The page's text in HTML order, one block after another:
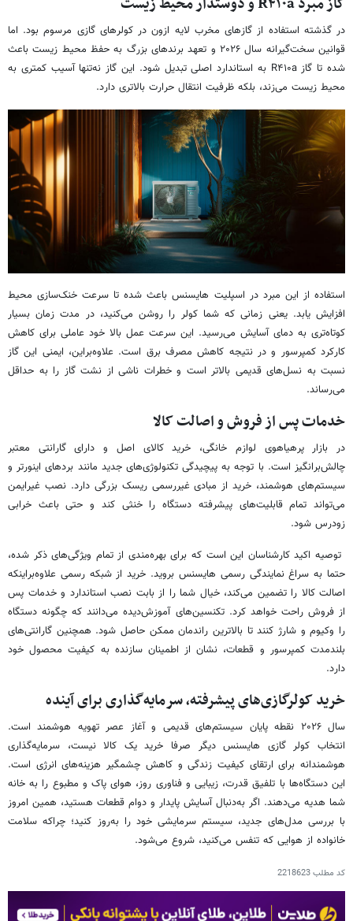
در گذشته استفاده از گازهای مخرب لایه ازون در کولرهای گازی مرسوم بود. اما
قوانین سخت‌گیرانه سال ۲۰۲۶ و تعهد برندهای بزرگ به حفظ محیط زیست باعث
شده تا گاز R۴۱۰a به استاندارد اصلی تبدیل شود. این گاز نه‌تنها آسیب کمتری به
محیط زیست می‌زند، بلکه ظرفیت انتقال حرارت بالاتری دارد.
استفاده از این مبرد در اسپلیت هایسنس باعث شده تا سرعت خنک‌سازی محیط
افزایش یابد. یعنی زمانی که شما کولر را روشن می‌کنید، در مدت زمان بسیار
کوتاه‌تری به دمای آسایش می‌رسید. این سرعت عمل بالا خود عاملی برای کاهش
کارکرد کمپرسور و در نتیجه کاهش مصرف برق است. علاوه‌براین، ایمنی این گاز
نسبت به نسل‌های قدیمی بالاتر است و خطرات ناشی از نشت گاز را به حداقل
می‌رساند.
خدمات پس از فروش و اصالت کالا
در بازار پرهیاهوی لوازم خانگی، خرید کالای اصل و دارای گارانتی معتبر
چالش‌برانگیز است. با توجه به پیچیدگی تکنولوژی‌های جدید مانند بردهای اینورتر و
سیستم‌های هوشمند، خرید از مبادی غیررسمی ریسک بزرگی دارد. نصب غیرایمن
می‌تواند تمام قابلیت‌های پیشرفته دستگاه را خنثی کند و حتی باعث خرابی
زودرس شود.
توصیه اکید کارشناسان این است که برای بهره‌مندی از تمام ویژگی‌های ذکر شده،
حتما به سراغ نمایندگی رسمی هایسنس بروید. خرید از شبکه رسمی علاوه‌براینکه
اصالت کالا را تضمین می‌کند، خیال شما را از بابت نصب استاندارد و خدمات پس
از فروش راحت خواهد کرد. تکنسین‌های آموزش‌دیده می‌دانند که چگونه دستگاه
را وکیوم و شارژ کنند تا بالاترین راندمان ممکن حاصل شود. همچنین گارانتی‌های
بلندمدت کمپرسور و قطعات، نشان از اطمینان سازنده به کیفیت محصول خود
دارد.
خرید کولرگازی‌های پیشرفته، سرمایه‌گذاری برای آینده
سال ۲۰۲۶ نقطه پایان سیستم‌های قدیمی و آغاز عصر تهویه هوشمند است.
انتخاب کولر گازی هایسنس دیگر صرفا خرید یک کالا نیست، سرمایه‌گذاری
هوشمندانه برای ارتقای کیفیت زندگی و کاهش چشمگیر هزینه‌های انرژی است.
این دستگاه‌ها با تلفیق قدرت، زیبایی و فناوری روز، هوای پاک و مطبوع را به خانه
شما هدیه می‌دهند. اگر به‌دنبال آسایش پایدار و دوام قطعات هستید، همین امروز
با بررسی مدل‌های جدید، سیستم سرمایشی خود را به‌روز کنید؛ چراکه سلامت
خانواده از هوایی که تنفس می‌کنید، شروع می‌شود.
کد مطلب2218623